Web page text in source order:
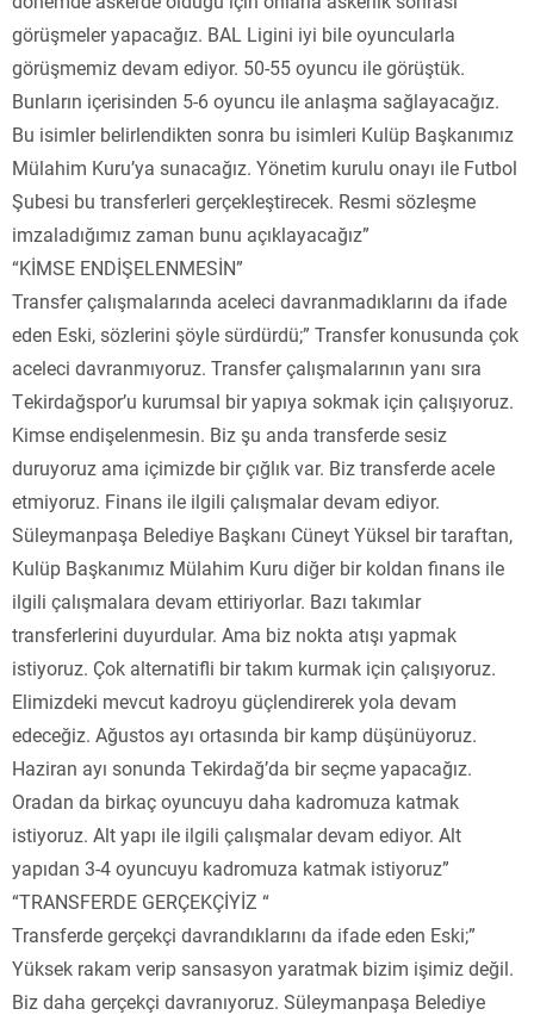
görüşmeler yapacağız. BAL Ligini iyi bile oyuncularla
görüşmemiz devam ediyor. 50-55 oyuncu ile görüştük.
Bunların içerisinden 5-6 oyuncu ile anlaşma sağlayacağız.
Bu isimler belirlendikten sonra bu isimleri Kulüp Başkanımız
Mülahim Kuru’ya sunacağız. Yönetim kurulu onayı ile Futbol
Şubesi bu transferleri gerçekleştirecek. Resmi sözleşme
imzaladığımız zaman bunu açıklayacağız”
“KİMSE ENDİŞELENMESİN”
Transfer çalışmalarında aceleci davranmadıklarını da ifade
eden Eski, sözlerini şöyle sürdürdü;” Transfer konusunda çok
aceleci davranmıyoruz. Transfer çalışmalarının yanı sıra
Tekirdağspor’u kurumsal bir yapıya sokmak için çalışıyoruz.
Kimse endişelenmesin. Biz şu anda transferde sesiz
duruyoruz ama içimizde bir çığlık var. Biz transferde acele
etmiyoruz. Finans ile ilgili çalışmalar devam ediyor.
Süleymanpaşa Belediye Başkanı Cüneyt Yüksel bir taraftan,
Kulüp Başkanımız Mülahim Kuru diğer bir koldan finans ile
ilgili çalışmalara devam ettiriyorlar. Bazı takımlar
transferlerini duyurdular. Ama biz nokta atışı yapmak
istiyoruz. Çok alternatifli bir takım kurmak için çalışıyoruz.
Elimizdeki mevcut kadroyu güçlendirerek yola devam
edeceğiz. Ağustos ayı ortasında bir kamp düşünüyoruz.
Haziran ayı sonunda Tekirdağ’da bir seçme yapacağız.
Oradan da birkaç oyuncuyu daha kadromuza katmak
istiyoruz. Alt yapı ile ilgili çalışmalar devam ediyor. Alt
yapıdan 3-4 oyuncuyu kadromuza katmak istiyoruz”
“TRANSFERDE GERÇEKÇİYİZ “
Transferde gerçekçi davrandıklarını da ifade eden Eski;”
Yüksek rakam verip sansasyon yaratmak bizim işimiz değil.
Biz daha gerçekçi davranıyoruz. Süleymanpaşa Belediye